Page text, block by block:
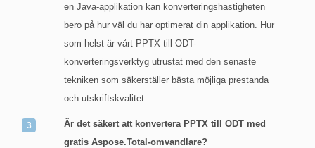
en Java-applikation kan konverteringshastigheten
bero på hur väl du har optimerat din applikation. Hur
som helst är vårt PPTX till ODT-
konverteringsverktyg utrustat med den senaste
tekniken som säkerställer bästa möjliga prestanda
och utskriftskvalitet.
Är det säkert att konvertera PPTX till ODT med
gratis Aspose.Total-omvandlare?